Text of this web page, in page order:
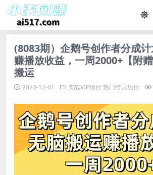
(8083期）企鹅号创作者分成
赚播放收益，一周2000+【附
搬运
2023-12-01 实战VIP项目 热门给力项目